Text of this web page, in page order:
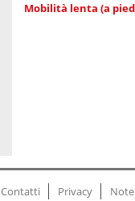
Mobilità lenta (a
Contatti Privacy